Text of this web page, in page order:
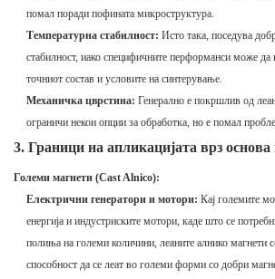
помал поради пофината микроструктура.
Температурна стабилност: Исто така, поседува
стабилност, иако специфичните перформанси може да
точниот состав и условите на синтерување.
Механичка цврстина: Генерално е покршлив од
ограничи некои опции за обработка, но е помал
3. Граници на апликацијата врз основа
Големи магнети (Cast Alnico):
Електрични генератори и мотори: Кај големите
енергија и индустриските мотори, каде што се
полиња на големи количини, леаните алнико магнети
способност да се леат во големи форми со добри